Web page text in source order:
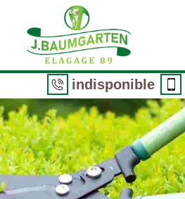
indisponible